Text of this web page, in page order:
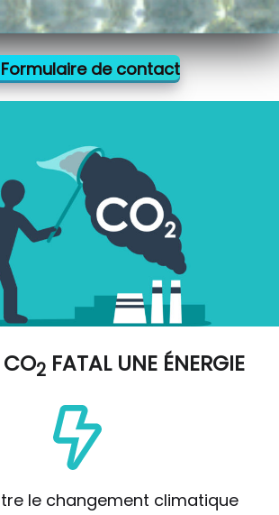
Formulaire de contact
CO2 FATAL UNE ÉNERGIE
le changement climatique